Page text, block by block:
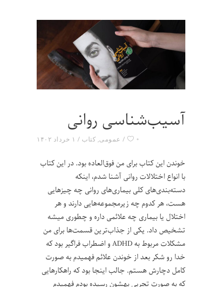
آسیب‌شناسی روانی
۱ خرداد ۱۴۰۲ عمومی, کتاب ۰
خوندن این کتاب برای من فوق‌العاده بود. در این کتاب
با انواع اختلالات روانی آشنا شدم، اینکه
دسته‌بندی‌های کلی بیماری‌های روانی چه چیزهایی
هست، هر کدوم چه زیرمجموعه‌هایی دارند و هر
اختلال یا بیماری چه علائمی داره و چطوری میشه
تشخیص داد. یکی از جذاب‌ترین قسمت‌ها برای من
مشکلات مربوط به ADHD و اضطراب فراگیر بود که
خدا رو شکر بعد از خوندن علائم فهمیدم به صورت
کامل دچارش هستم. جالب اینجا بود که راهکارهایی
که به صورت تجربی بهشون رسیده بودم فهمیدم